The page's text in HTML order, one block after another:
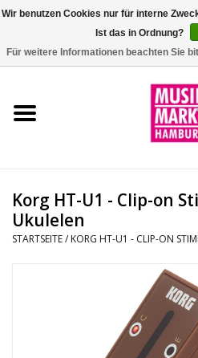
Aktion
Drums
Korg HT-U1 - Clip-on
Ukulelen
STARTSEITE/ KORG HT-U1 - CLIP-ON
Wir benutzen Cookies nur für interne
Ist das in Ordnung?
Für weitere Informationen beachten Sie